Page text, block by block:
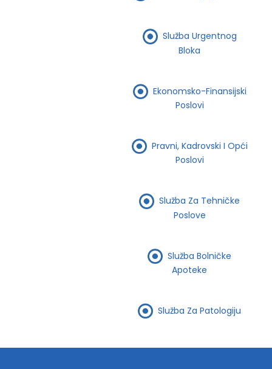
Služba Urgentnog
Bloka
Ekonomsko-Finansijski
Poslovi
Pravni, Kadrovski I Opći
Poslovi
Služba Za Tehničke
Poslove
Služba Bolničke
Apoteke
Služba Za Patologiju